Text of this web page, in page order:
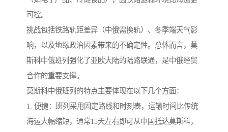
可控。
挑战包括铁路轨距差异（中俄需换轨）、冬季端天气影
响，以及地缘政治因素带来的不确定性。总体而言，莫
斯科中俄班列强化了亚欧大陆的陆路联通，是中俄经贸
合作的重要支撑。
莫斯科中俄班列的特点主要体现在以下几个方面：
1. 便捷：班列采用固定路线和时刻表，运输时间比传统
海运大幅缩短，通常15天左右即可从中国抵达莫斯科，